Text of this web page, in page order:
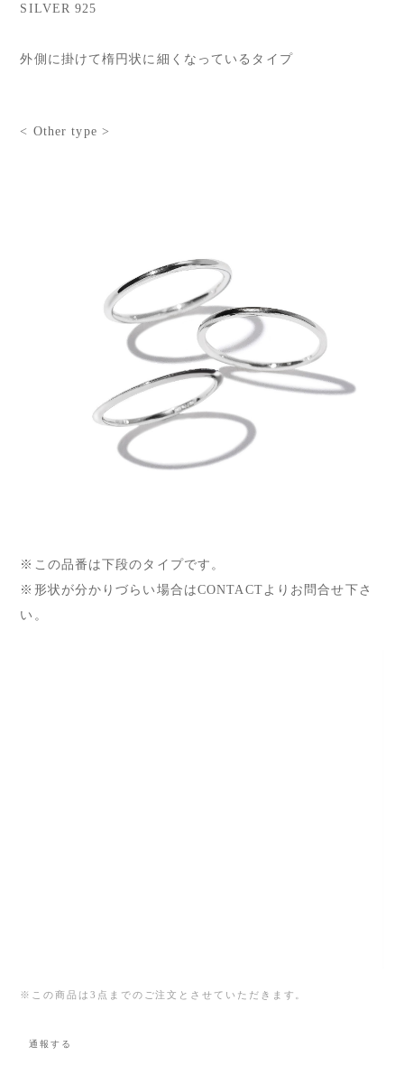
SILVER 925
外側に掛けて楕円状に細くなっているタイプ
< Other type >
※この品番は下段のタイプです。
※形状が分かりづらい場合はCONTACTよりお問合せ下さ
い。
※この商品は3点までのご注文とさせていただきます。
通報する